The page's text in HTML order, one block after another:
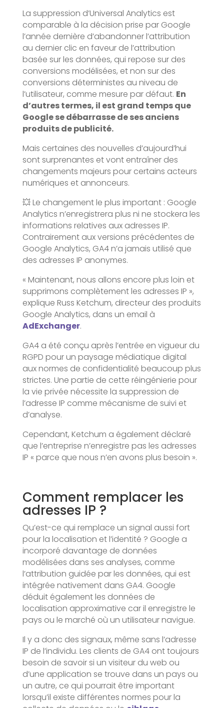
La suppression d’Universal Analytics est
comparable à la décision prise par Google
l’année dernière d’abandonner l’attribution
au dernier clic en faveur de l’attribution
basée sur les données, qui repose sur des
conversions modélisées, et non sur des
conversions déterministes au niveau de
l’utilisateur, comme mesure par défaut. En
d’autres termes, il est grand temps que
Google se débarrasse de ses anciens
produits de publicité.
Mais certaines des nouvelles d’aujourd’hui
sont surprenantes et vont entraîner des
changements majeurs pour certains acteurs
numériques et annonceurs.
💥 Le changement le plus important : Google
Analytics n’enregistrera plus ni ne stockera les
informations relatives aux adresses IP.
Contrairement aux versions précédentes de
Google Analytics, GA4 n’a jamais utilisé que
des adresses IP anonymes.
« Maintenant, nous allons encore plus loin et
supprimons complètement les adresses IP »,
explique Russ Ketchum, directeur des produits
Google Analytics, dans un email à
AdExchanger.
GA4 a été conçu après l’entrée en vigueur du
RGPD pour un paysage médiatique digital
aux normes de confidentialité beaucoup plus
strictes. Une partie de cette réingénierie pour
la vie privée nécessite la suppression de
l’adresse IP comme mécanisme de suivi et
d’analyse.
Cependant, Ketchum a également déclaré
que l’entreprise n’enregistre pas les adresses
IP « parce que nous n’en avons plus besoin ».
Comment remplacer les
adresses IP ?
Qu’est-ce qui remplace un signal aussi fort
pour la localisation et l’identité ? Google a
incorporé davantage de données
modélisées dans ses analyses, comme
l’attribution guidée par les données, qui est
intégrée nativement dans GA4. Google
déduit également les données de
localisation approximative car il enregistre le
pays ou le marché où un utilisateur navigue.
Il y a donc des signaux, même sans l’adresse
IP de l’individu. Les clients de GA4 ont toujours
besoin de savoir si un visiteur du web ou
d’une application se trouve dans un pays ou
un autre, ce qui pourrait être important
lorsqu’il existe différentes normes pour la